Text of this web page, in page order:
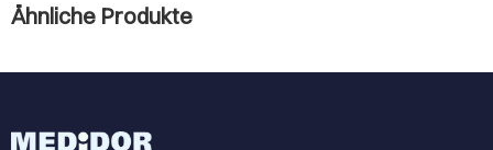
Ähnliche Produkte